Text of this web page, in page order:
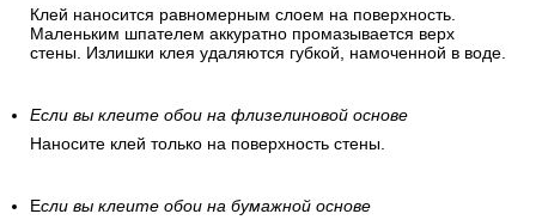
Равномерно нанесите клей на стену.
стены. Излишки клея удаляются губкой, намоченной в воде.
Наносите клей только на поверхность стены.